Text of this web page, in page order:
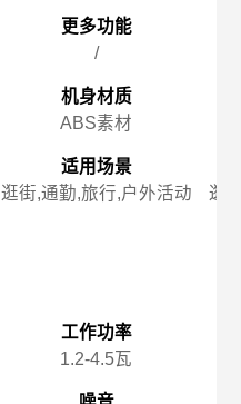
更多功能
/
机身材质
ABS素材
适用场景
逛街,通勤,旅行,户外活动
工作功率
1.2-4.5瓦
逛